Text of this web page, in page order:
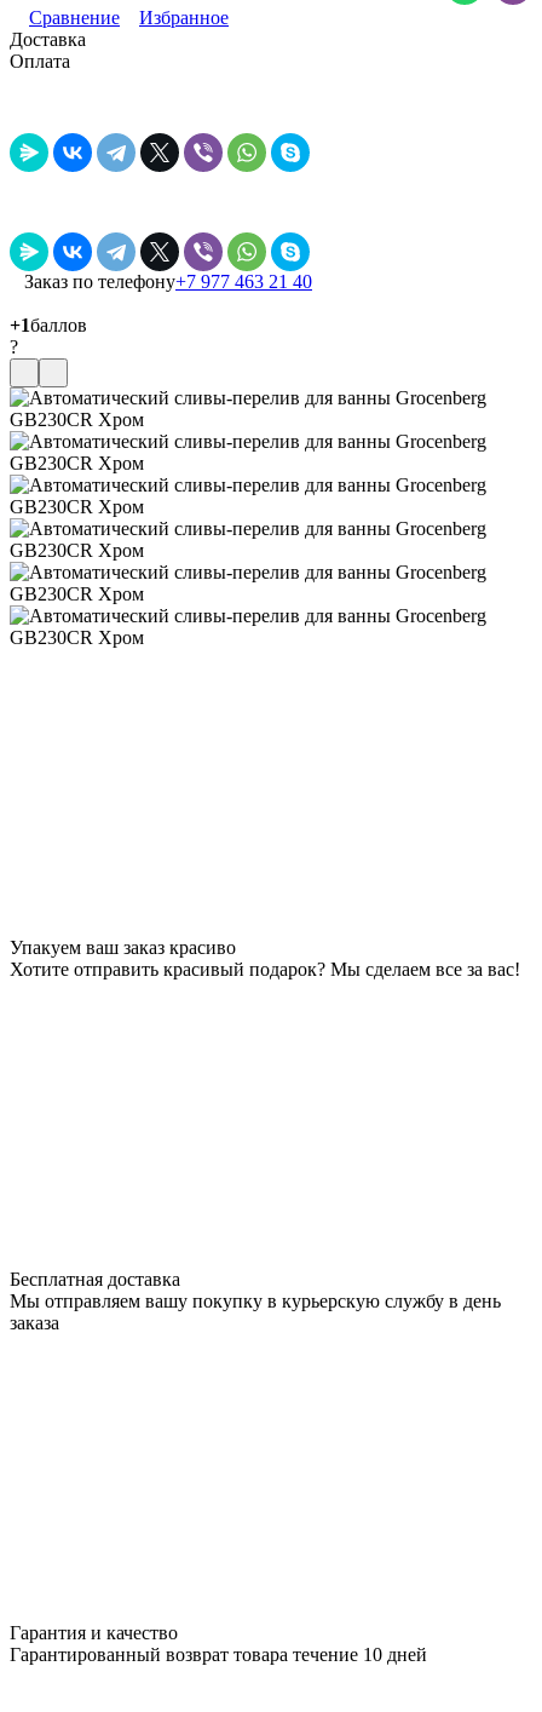
Сравнение
Избранное
Доставка
Оплата
Заказ по телефону+7 977 463 21 40
+1баллов
?
Упакуем ваш заказ красиво
Хотите отправить красивый подарок? Мы сделаем все за вас!
Бесплатная доставка
Мы отправляем вашу покупку в курьерскую службу в день
заказа
Гарантия и качество
Гарантированный возврат товара течение 10 дней